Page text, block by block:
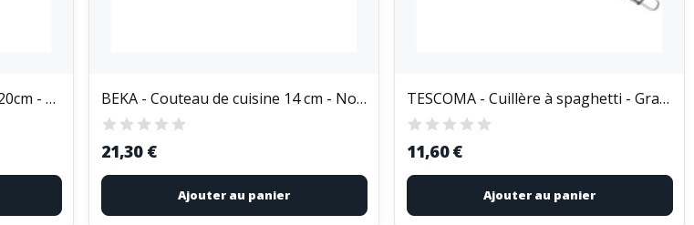
KELA - Couvercle en verre 16/20cm - Concetta BEKA - Couteau de cuisine 14 cm - Nomad
21,30 €
Ajouter au panier
TESCOMA - Cuillère à spaghetti - GrandChef+
11,60 €
Ajouter au panier